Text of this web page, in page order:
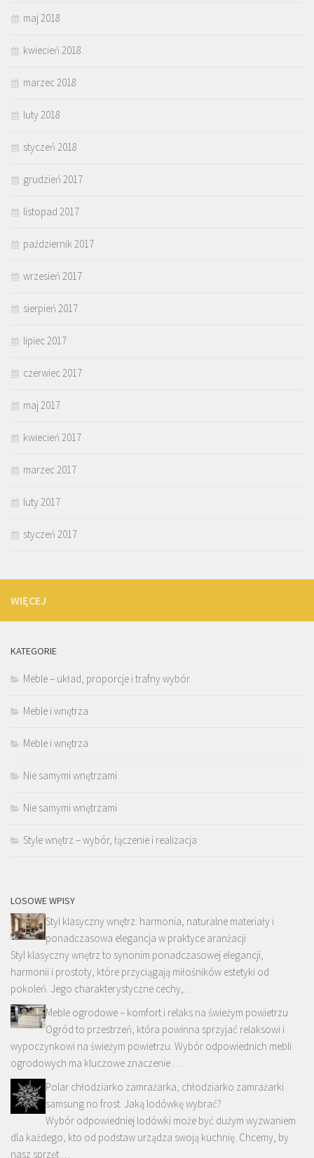
maj 2018
kwiecień 2018
marzec 2018
luty 2018
styczeń 2018
grudzień 2017
listopad 2017
październik 2017
wrzesień 2017
sierpień 2017
lipiec 2017
czerwiec 2017
maj 2017
kwiecień 2017
marzec 2017
luty 2017
styczeń 2017
WIĘCEJ
KATEGORIE
Meble – układ, proporcje i trafny wybór
Meble i wnętrza
Meble i wnętrza
Nie samymi wnętrzami
Nie samymi wnętrzami
Style wnętrz – wybór, łączenie i realizacja
LOSOWE WPISY
Styl klasyczny wnętrz: harmonia, naturalne materiały i
ponadczasowa elegancja w praktyce aranżacji
Styl klasyczny wnętrz to synonim ponadczasowej elegancji,
harmonii i prostoty, które przyciągają miłośników estetyki od
pokoleń. Jego charakterystyczne cechy, …
Meble ogrodowe – komfort i relaks na świeżym powietrzu
Ogród to przestrzeń, która powinna sprzyjać relaksowi i
wypoczynkowi na świeżym powietrzu. Wybór odpowiednich mebli
ogrodowych ma kluczowe znaczenie …
Polar chłodziarko zamrażarka, chłodziarko zamrażarki
samsung no frost. Jaką lodówkę wybrać?
Wybór odpowiedniej lodówki może być dużym wyzwaniem
dla każdego, kto od podstaw urządza swoją kuchnię. Chcemy, by
nasz sprzęt …